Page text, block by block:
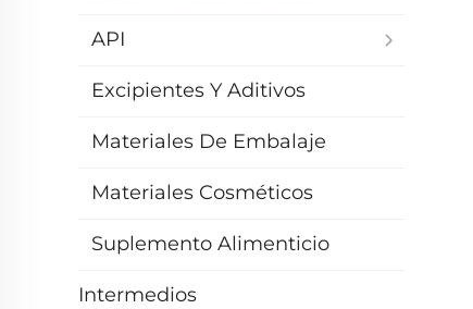
API
Excipientes Y Aditivos
Materiales De Embalaje
Materiales Cosméticos
Suplemento Alimenticio
Intermedios